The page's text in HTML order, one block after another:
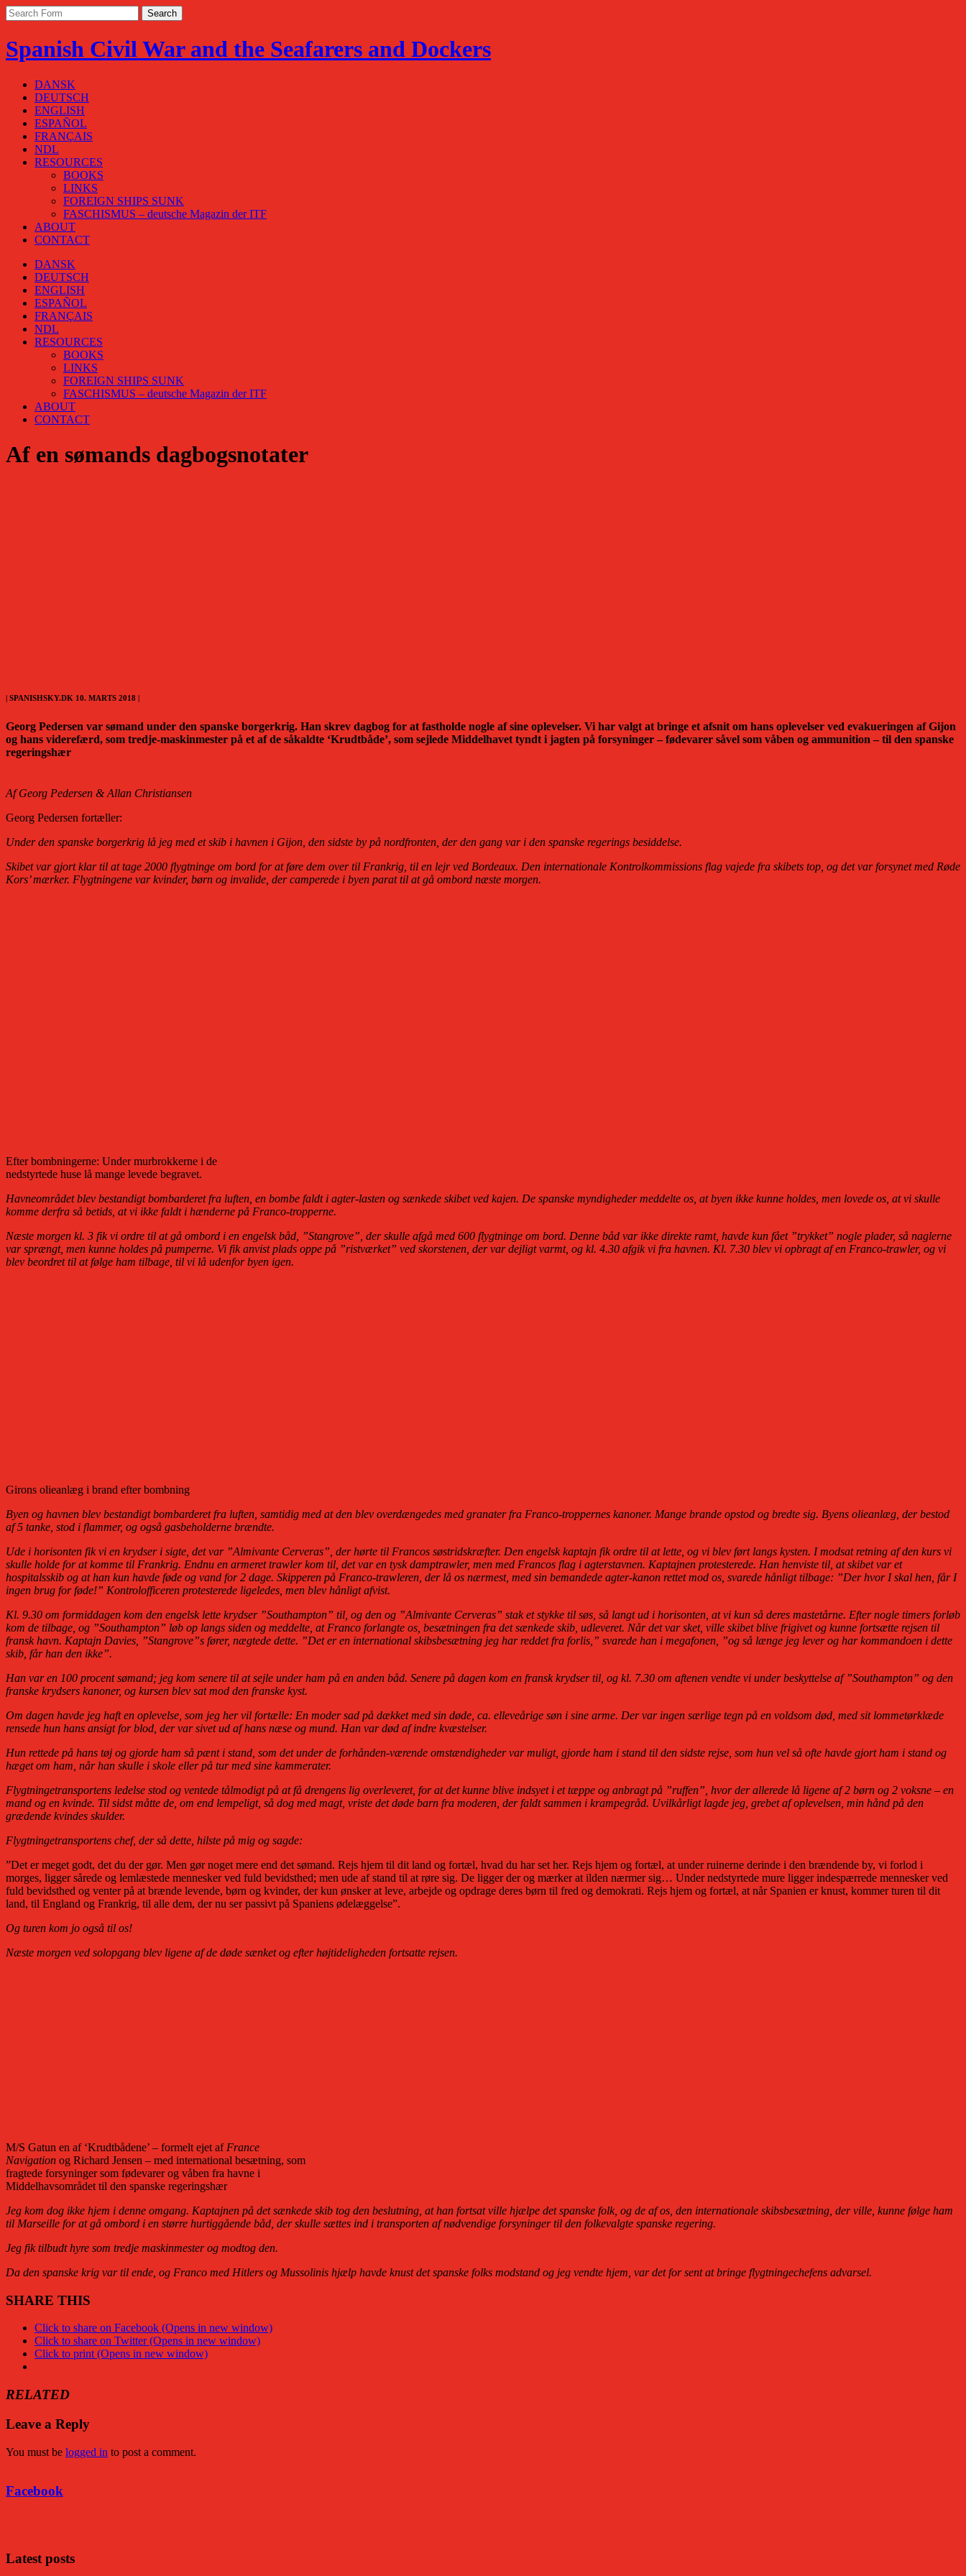
Spanish Civil War and the Seafarers and Dockers
DANSK
DEUTSCH
ENGLISH
ESPAÑOL
FRANÇAIS
NDL
RESOURCES
BOOKS
LINKS
FOREIGN SHIPS SUNK
FASCHISMUS – deutsche Magazin der ITF
ABOUT
CONTACT
DANSK
DEUTSCH
ENGLISH
ESPAÑOL
FRANÇAIS
NDL
RESOURCES
BOOKS
LINKS
FOREIGN SHIPS SUNK
FASCHISMUS – deutsche Magazin der ITF
ABOUT
CONTACT
Af en sømands dagbogsnotater
| SPANISHSKY.DK 10. MARTS 2018 |
Georg Pedersen var sømand under den spanske borgerkrig. Han skrev dagbog for at fastholde nogle af sine oplevelser. Vi har valgt at bringe et afsnit om hans oplevelser ved evakueringen af Gijon
og hans viderefærd, som tredje-maskinmester på et af de såkaldte ‘Krudtbåde’, som sejlede Middelhavet tyndt i jagten på forsyninger – fødevarer såvel som våben og ammunition – til den spanske
regeringshær
Af Georg Pedersen & Allan Christiansen
Georg Pedersen fortæller:
Under den spanske borgerkrig lå jeg med et skib i havnen i Gijon, den sidste by på nordfronten, der den gang var i den spanske regerings besiddelse.
Skibet var gjort klar til at tage 2000 flygtninge om bord for at føre dem over til Frankrig, til en lejr ved Bordeaux. Den internationale Kontrolkommissions flag vajede fra skibets top, og det var forsynet med Røde
Kors’ mærker. Flygtningene var kvinder, børn og invalide, der camperede i byen parat til at gå ombord næste morgen.
Efter bombningerne: Under murbrokkerne i de
nedstyrtede huse lå mange levede begravet.
Havneområdet blev bestandigt bombarderet fra luften, en bombe faldt i agter-lasten og sænkede skibet ved kajen. De spanske myndigheder meddelte os, at byen ikke kunne holdes, men lovede os, at vi skulle
komme derfra så betids, at vi ikke faldt i hænderne på Franco-tropperne.
Næste morgen kl. 3 fik vi ordre til at gå ombord i en engelsk båd, ”Stangrove”, der skulle afgå med 600 flygtninge om bord. Denne båd var ikke direkte ramt, havde kun fået ”trykket” nogle plader, så naglerne
var sprængt, men kunne holdes på pumperne. Vi fik anvist plads oppe på ”ristværket” ved skorstenen, der var dejligt varmt, og kl. 4.30 afgik vi fra havnen. Kl. 7.30 blev vi opbragt af en Franco-trawler, og vi
blev beordret til at følge ham tilbage, til vi lå udenfor byen igen.
Girons olieanlæg i brand efter bombning
Byen og havnen blev bestandigt bombarderet fra luften, samtidig med at den blev overdængedes med granater fra Franco-troppernes kanoner. Mange brande opstod og bredte sig. Byens olieanlæg, der bestod
af 5 tanke, stod i flammer, og også gasbeholderne brændte.
Ude i horisonten fik vi en krydser i sigte, det var ”Almivante Cerveras”, der hørte til Francos søstridskræfter. Den engelsk kaptajn fik ordre til at lette, og vi blev ført langs kysten. I modsat retning af den kurs vi
skulle holde for at komme til Frankrig. Endnu en armeret trawler kom til, det var en tysk damptrawler, men med Francos flag i agterstavnen. Kaptajnen protesterede. Han henviste til, at skibet var et
hospitalsskib og at han kun havde føde og vand for 2 dage. Skipperen på Franco-trawleren, der lå os nærmest, med sin bemandede agter-kanon rettet mod os, svarede hånligt tilbage: ”Der hvor I skal hen, får I
ingen brug for føde!” Kontrolofficeren protesterede ligeledes, men blev hånligt afvist.
Kl. 9.30 om formiddagen kom den engelsk lette krydser ”Southampton” til, og den og ”Almivante Cerveras” stak et stykke til søs, så langt ud i horisonten, at vi kun så deres mastetårne. Efter nogle timers forløb
kom de tilbage, og ”Southampton” løb op langs siden og meddelte, at Franco forlangte os, besætningen fra det sænkede skib, udleveret. Når det var sket, ville skibet blive frigivet og kunne fortsætte rejsen til
fransk havn. Kaptajn Davies, ”Stangrove”s fører, nægtede dette. ”Det er en international skibsbesætning jeg har reddet fra forlis,” svarede han i megafonen, ”og så længe jeg lever og har kommandoen i dette
skib, får han den ikke”.
Han var en 100 procent sømand; jeg kom senere til at sejle under ham på en anden båd. Senere på dagen kom en fransk krydser til, og kl. 7.30 om aftenen vendte vi under beskyttelse af ”Southampton” og den
franske krydsers kanoner, og kursen blev sat mod den franske kyst.
Om dagen havde jeg haft en oplevelse, som jeg her vil fortælle: En moder sad på dækket med sin døde, ca. elleveårige søn i sine arme. Der var ingen særlige tegn på en voldsom død, med sit lommetørklæde
rensede hun hans ansigt for blod, der var sivet ud af hans næse og mund. Han var død af indre kvæstelser.
Hun rettede på hans tøj og gjorde ham så pænt i stand, som det under de forhånden-værende omstændigheder var muligt, gjorde ham i stand til den sidste rejse, som hun vel så ofte havde gjort ham i stand og
hæget om ham, når han skulle i skole eller på tur med sine kammerater.
Flygtningetransportens ledelse stod og ventede tålmodigt på at få drengens lig overleveret, for at det kunne blive indsyet i et tæppe og anbragt på ”ruffen”, hvor der allerede lå ligene af 2 børn og 2 voksne – en
mand og en kvinde. Til sidst måtte de, om end lempeligt, så dog med magt, vriste det døde barn fra moderen, der faldt sammen i krampegråd. Uvilkårligt lagde jeg, grebet af oplevelsen, min hånd på den
grædende kvindes skulder.
Flygtningetransportens chef, der så dette, hilste på mig og sagde:
”Det er meget godt, det du der gør. Men gør noget mere end det sømand. Rejs hjem til dit land og fortæl, hvad du har set her. Rejs hjem og fortæl, at under ruinerne derinde i den brændende by, vi forlod i
morges, ligger sårede og lemlæstede mennesker ved fuld bevidsthed; men ude af stand til at røre sig. De ligger der og mærker at ilden nærmer sig… Under nedstyrtede mure ligger indespærrede mennesker ved
fuld bevidsthed og venter på at brænde levende, børn og kvinder, der kun ønsker at leve, arbejde og opdrage deres børn til fred og demokrati. Rejs hjem og fortæl, at når Spanien er knust, kommer turen til dit
land, til England og Frankrig, til alle dem, der nu ser passivt på Spaniens ødelæggelse”.
Og turen kom jo også til os!
Næste morgen ved solopgang blev ligene af de døde sænket og efter højtideligheden fortsatte rejsen.
M/S Gatun en af ‘Krudtbådene’ – formelt ejet af France
Navigation og Richard Jensen – med international besætning, som
fragtede forsyninger som fødevarer og våben fra havne i
Middelhavsområdet til den spanske regeringshær
Jeg kom dog ikke hjem i denne omgang. Kaptajnen på det sænkede skib tog den beslutning, at han fortsat ville hjælpe det spanske folk, og de af os, den internationale skibsbesætning, der ville, kunne følge ham
til Marseille for at gå ombord i en større hurtiggående båd, der skulle sættes ind i transporten af nødvendige forsyninger til den folkevalgte spanske regering.
Jeg fik tilbudt hyre som tredje maskinmester og modtog den.
Da den spanske krig var til ende, og Franco med Hitlers og Mussolinis hjælp havde knust det spanske folks modstand og jeg vendte hjem, var det for sent at bringe flygtningechefens advarsel.
SHARE THIS
Click to share on Facebook (Opens in new window)
Click to share on Twitter (Opens in new window)
Click to print (Opens in new window)
RELATED
Leave a Reply
You must be logged in to post a comment.
Facebook
Latest posts